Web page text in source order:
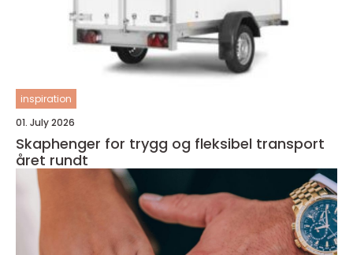
inspiration
01. July 2026
Skaphenger for trygg og fleksibel transport
året rundt